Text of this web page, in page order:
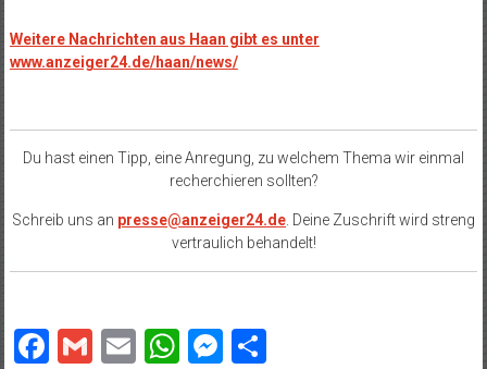
Weitere Nachrichten aus Haan gibt es unter
www.anzeiger24.de/haan/news/
Du hast einen Tipp, eine Anregung, zu welchem Thema wir einmal
recherchieren sollten?
Schreib uns an presse@anzeiger24.de. Deine Zuschrift wird streng
vertraulich behandelt!
Facebook
GmailEmailWhatsApp
Messenger